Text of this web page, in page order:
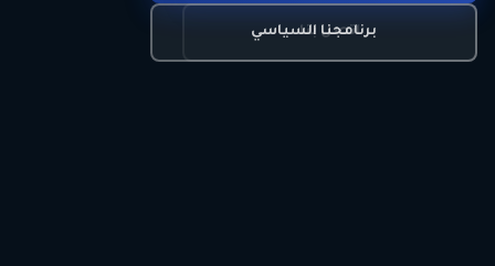
برنامجنا السياسي
اتصل بنا